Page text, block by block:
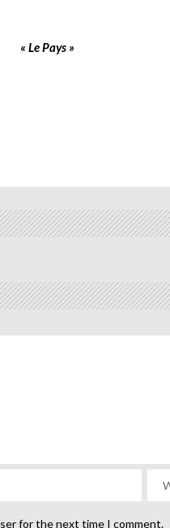
« Le Pays »
for the next time I comment.